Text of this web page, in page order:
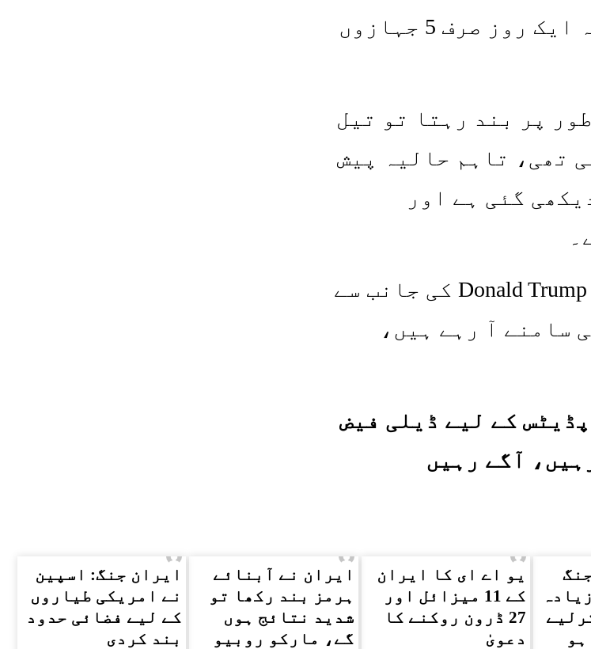
ہو کر چند جہازوں تک محدود ہو گئے، حتیٰ کہ ایک روز صرف 5 جہازوں
پر بند رہتا تو تیل
جا سکتی تھی، تاہم حالیہ پیش
گئی ہے اور
یہ پیش رفت ایسے وقت میں سامنے آئی ہے جب Donald Trump کی جانب سے
سامنے آ رہے ہیں،
کے لیے ڈیلی فیض
آگے رہیں
یو اے ای کا ایران
کے 11 میزائل اور
27 ڈرون روکنے کا
دعویٰ
ایران نے آبنائے
ہرمز بند رکھا تو
شدید نتائج ہوں
گے، مارکو روبیو
ایران جنگ: اسپین
نے امریکی طیاروں
کے لیے فضائی حدود
بند کردی